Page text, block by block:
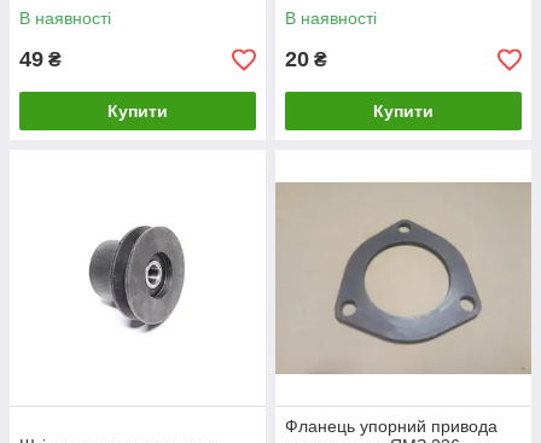
В наявності
49 ₴
Купити
В наявності
20 ₴
Купити
Фланець упорний привода